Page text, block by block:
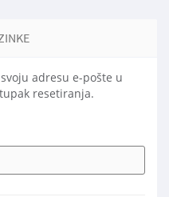
adresu e-pošte u
resetiranja.